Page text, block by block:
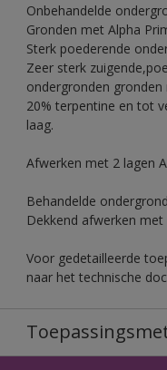
Onbehandelde
Gronden met Alpha
Sterk poederende
Zeer sterk
ondergronden gronden
20% terpentine en tot
laag.
Afwerken met 2 lagen
Behandelde
Dekkend afwerken
Voor gedetailleerde
naar het technische